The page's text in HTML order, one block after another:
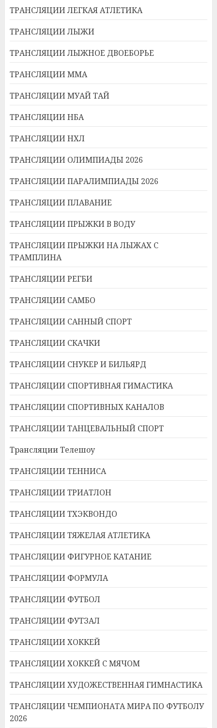
ТРАНСЛЯЦИИ ЛЕГКАЯ АТЛЕТИКА
ТРАНСЛЯЦИИ ЛЫЖИ
ТРАНСЛЯЦИИ ЛЫЖНОЕ ДВОЕБОРЬЕ
ТРАНСЛЯЦИИ ММА
ТРАНСЛЯЦИИ МУАЙ ТАЙ
ТРАНСЛЯЦИИ НБА
ТРАНСЛЯЦИИ НХЛ
ТРАНСЛЯЦИИ ОЛИМПИАДЫ 2026
ТРАНСЛЯЦИИ ПАРАЛИМПИАДЫ 2026
ТРАНСЛЯЦИИ ПЛАВАНИЕ
ТРАНСЛЯЦИИ ПРЫЖКИ В ВОДУ
ТРАНСЛЯЦИИ ПРЫЖКИ НА ЛЫЖАХ С
ТРАМПЛИНА
ТРАНСЛЯЦИИ РЕГБИ
ТРАНСЛЯЦИИ САМБО
ТРАНСЛЯЦИИ САННЫЙ СПОРТ
ТРАНСЛЯЦИИ СКАЧКИ
ТРАНСЛЯЦИИ СНУКЕР И БИЛЬЯРД
ТРАНСЛЯЦИИ СПОРТИВНАЯ ГИМАСТИКА
ТРАНСЛЯЦИИ СПОРТИВНЫХ КАНАЛОВ
ТРАНСЛЯЦИИ ТАНЦЕВАЛЬНЫЙ СПОРТ
Трансляции Телешоу
ТРАНСЛЯЦИИ ТЕННИСА
ТРАНСЛЯЦИИ ТРИАТЛОН
ТРАНСЛЯЦИИ ТХЭКВОНДО
ТРАНСЛЯЦИИ ТЯЖЕЛАЯ АТЛЕТИКА
ТРАНСЛЯЦИИ ФИГУРНОЕ КАТАНИЕ
ТРАНСЛЯЦИИ ФОРМУЛА
ТРАНСЛЯЦИИ ФУТБОЛ
ТРАНСЛЯЦИИ ФУТЗАЛ
ТРАНСЛЯЦИИ ХОККЕЙ
ТРАНСЛЯЦИИ ХОККЕЙ С МЯЧОМ
ТРАНСЛЯЦИИ ХУДОЖЕСТВЕННАЯ ГИМНАСТИКА
ТРАНСЛЯЦИИ ЧЕМПИОНАТА МИРА ПО ФУТБОЛУ
2026